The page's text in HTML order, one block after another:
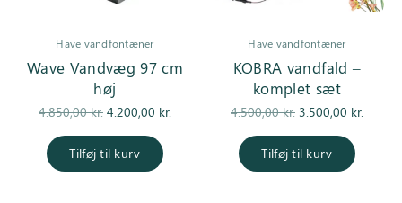
Have vandfontæner
Wave Vandvæg 97 cm
høj
4.850,00kr.
Den
pris var:
4.850,00 kr..
4.200,00 kr.
Tilføj til kurv
Have vandfontæner
KOBRA vandfald –
komplet sæt
4.500,00kr.
Den
pris var:
4.500,00 kr..
3.500,00 kr.
Tilføj til kurv